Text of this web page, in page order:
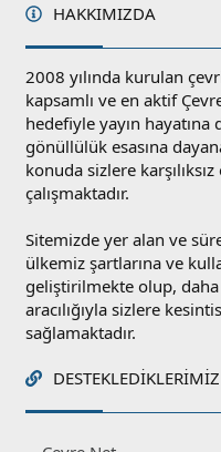
HAKKIMIZDA
2008 yılında kurulan
kapsamlı ve en aktif
hedefiyle yayın
gönüllülük esasına
konuda sizlere
çalışmaktadır.
Sitemizde yer alan ve
ülkemiz şartlarına ve
geliştirilmekte olup,
aracılığıyla sizlere
sağlamaktadır.
DESTEKLEDIKLERIMIZ